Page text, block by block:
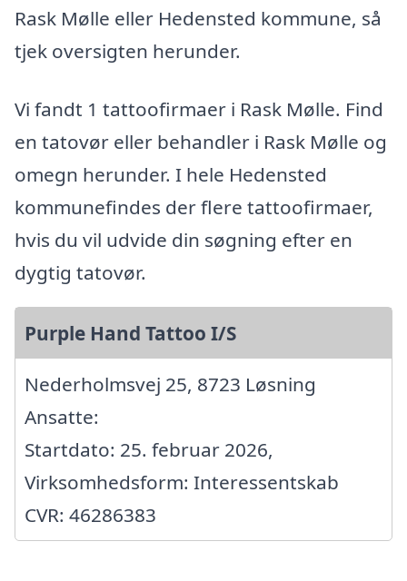
Rask Mølle eller Hedensted kommune, så
tjek oversigten herunder.
Vi fandt 1 tattoofirmaer i Rask Mølle. Find
en tatovør eller behandler i Rask Mølle og
omegn herunder. I hele Hedensted
kommunefindes der flere tattoofirmaer,
hvis du vil udvide din søgning efter en
dygtig tatovør.
Purple Hand Tattoo I/S
Nederholmsvej 25, 8723 Løsning
Ansatte:
Startdato: 25. februar 2026,
Virksomhedsform: Interessentskab
CVR: 46286383